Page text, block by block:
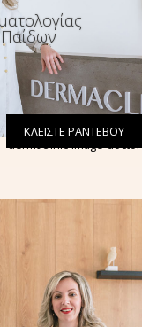
dermaclinic-image-doctor
ΚΛΕΙΣΤΕ ΡΑΝΤΕΒΟΥ